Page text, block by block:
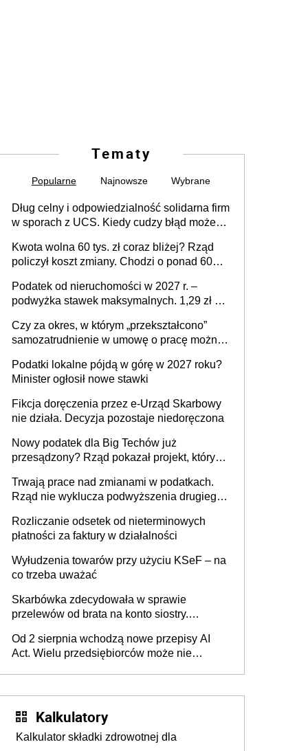
Tematy
Popularne Najnowsze Wybrane
Dług celny i odpowiedzialność solidarna firm
w sporach z UCS. Kiedy cudzy błąd może
Kwota wolna 60 tys. zł coraz bliżej? Rząd
policzył koszt zmiany. Chodzi o ponad 60
Podatek od nieruchomości w 2027 r. –
podwyżka stawek maksymalnych. 1,29 zł za
budynków i lokali związanych z
prowadzeniem działalności gospodarczej
Czy za okres, w którym „przekształcono”
samozatrudnienie w umowę o pracę można
umowy cywilnoprawnej jedynym
racjonalnym wyjściem
Podatki lokalne pójdą w górę w 2027 roku?
Minister ogłosił nowe stawki
Fikcja doręczenia przez e-Urząd Skarbowy
nie działa. Decyzja pozostaje niedoręczona
Nowy podatek dla Big Techów już
przesądzony? Rząd pokazał projekt, który
Trwają prace nad zmianami w podatkach.
Rząd nie wyklucza podwyższenia drugiego
Rozliczanie odsetek od nieterminowych
płatności za faktury w działalności
Wyłudzenia towarów przy użyciu KSeF – na
co trzeba uważać
Skarbówka zdecydowała w sprawie
przelewów od brata na konto siostry.
darowizna, ale podatku jednak nie będzie
Od 2 sierpnia wchodzą nowe przepisy AI
Act. Wielu przedsiębiorców może nie
Kalkulatory
Kalkulator składki zdrowotnej dla